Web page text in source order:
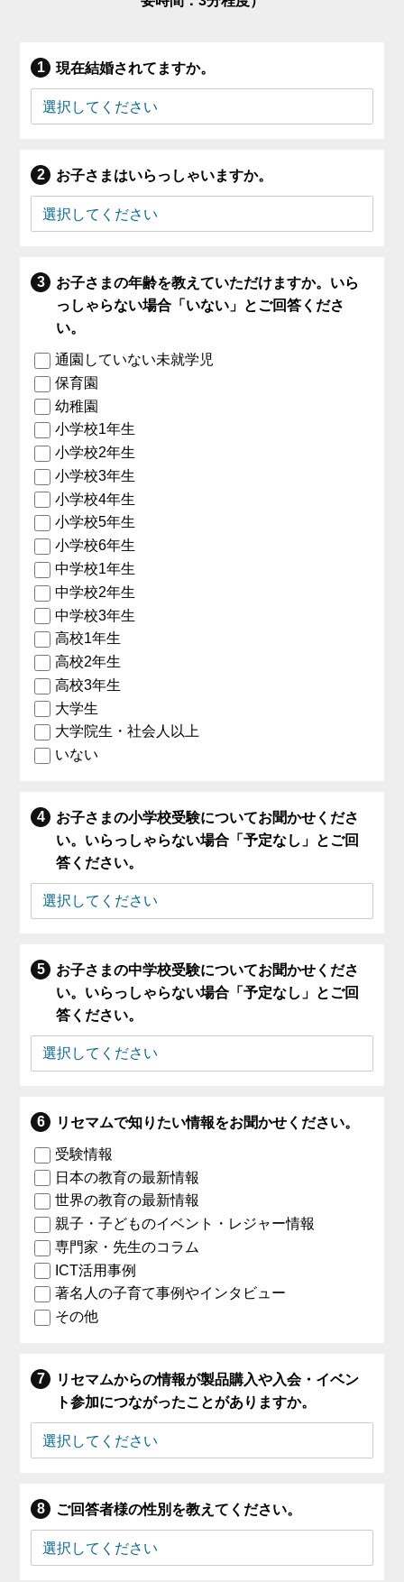
現在結婚されてますか。
お子さまはいらっしゃいますか。
お子さまの年齢を教えていただけますか。いら
っしゃらない場合「いない」とご回答くださ
い。
通園していない未就学児
保育園
幼稚園
小学校1年生
小学校2年生
小学校3年生
小学校4年生
小学校5年生
小学校6年生
中学校1年生
中学校2年生
中学校3年生
高校1年生
高校2年生
高校3年生
大学生
大学院生・社会人以上
いない
お子さまの小学校受験についてお聞かせくださ
い。いらっしゃらない場合「予定なし」とご回
答ください。
お子さまの中学校受験についてお聞かせくださ
い。いらっしゃらない場合「予定なし」とご回
答ください。
リセマムで知りたい情報をお聞かせください。
受験情報
日本の教育の最新情報
世界の教育の最新情報
親子・子どものイベント・レジャー情報
専門家・先生のコラム
ICT活用事例
著名人の子育て事例やインタビュー
その他
リセマムからの情報が製品購入や入会・イベン
ト参加につながったことがありますか。
ご回答者様の性別を教えてください。